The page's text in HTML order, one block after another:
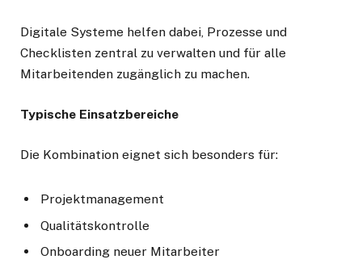
Digitale Systeme helfen dabei, Prozesse und
Checklisten zentral zu verwalten und für alle
Mitarbeitenden zugänglich zu machen.
Typische Einsatzbereiche
Die Kombination eignet sich besonders für:
Projektmanagement
Qualitätskontrolle
Onboarding neuer Mitarbeiter